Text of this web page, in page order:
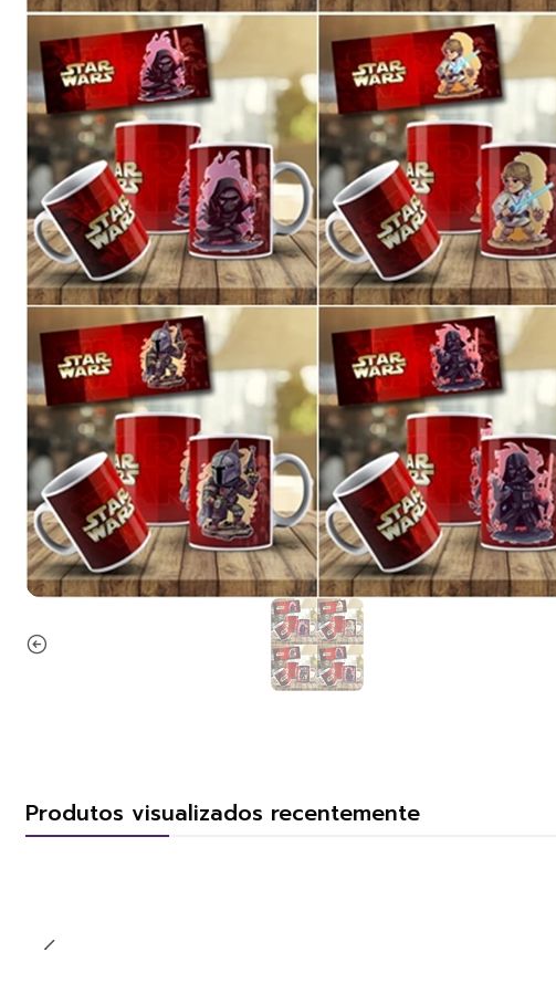
Produtos visualizados recentemente